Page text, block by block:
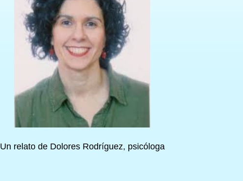
Un relato de Dolores Rodríguez, psicóloga